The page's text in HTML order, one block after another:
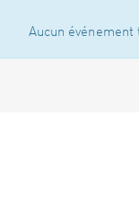
Aucun événement